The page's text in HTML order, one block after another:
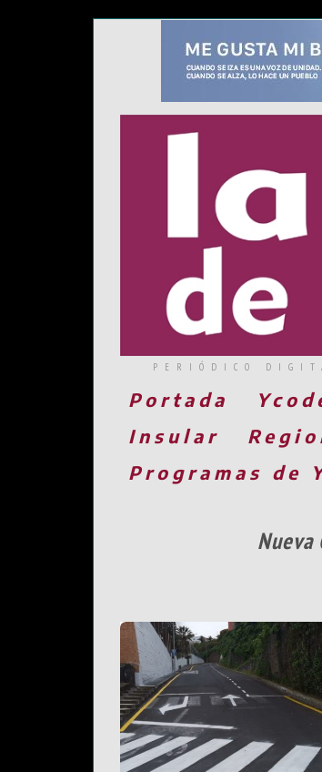
PERIÓDICO
Portada
Insular
Programas de
Nueva